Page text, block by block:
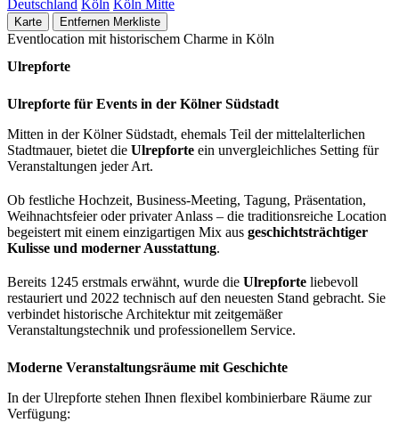
Deutschland Köln Köln Mitte
Karte Entfernen Merkliste
Eventlocation mit historischem Charme in Köln
Ulrepforte
Ulrepforte für Events in der Kölner Südstadt
Mitten in der Kölner Südstadt, ehemals Teil der mittelalterlichen
Stadtmauer, bietet die Ulrepforte ein unvergleichliches Setting für
Veranstaltungen jeder Art.
Ob festliche Hochzeit, Business-Meeting, Tagung, Präsentation,
Weihnachtsfeier oder privater Anlass – die traditionsreiche Location
begeistert mit einem einzigartigen Mix aus geschichtsträchtiger
Kulisse und moderner Ausstattung.
Bereits 1245 erstmals erwähnt, wurde die Ulrepforte liebevoll
restauriert und 2022 technisch auf den neuesten Stand gebracht. Sie
verbindet historische Architektur mit zeitgemäßer
Veranstaltungstechnik und professionellem Service.
Moderne Veranstaltungsräume mit Geschichte
In der Ulrepforte stehen Ihnen flexibel kombinierbare Räume zur
Verfügung: